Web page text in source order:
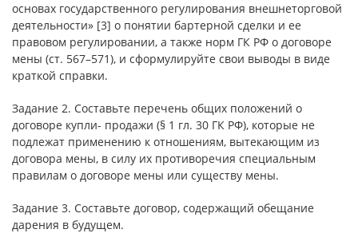
основах государственного регулирования внешнеторговой
деятельности» [3] о понятии бартерной сделки и ее
правовом регулировании, а также норм ГК РФ о договоре
мены (ст. 567–571), и сформулируйте свои выводы в виде
краткой справки.
Задание 2. Составьте перечень общих положений о
договоре купли- продажи (§ 1 гл. 30 ГК РФ), которые не
подлежат применению к отношениям, вытекающим из
договора мены, в силу их противоречия специальным
правилам о договоре мены или существу мены.
Задание 3. Составьте договор, содержащий обещание
дарения в будущем.